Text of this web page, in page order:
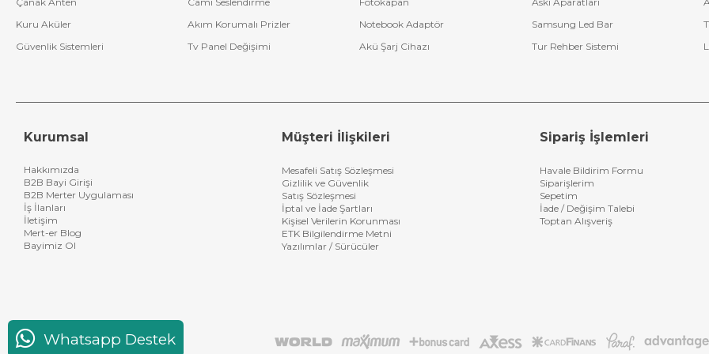
Kuru Aküler
Akım Korumalı Prizler Notebook Adaptör Samsung Led Bar
Güvenlik Sistemleri
Tv Panel Değişimi Akü Şarj Cihazı Tur Rehber Sistemi
Kurumsal
Hakkımızda
B2B Bayi Girişi
B2B Merter Uygulaması
İş İlanları
İletişim
Mert-er Blog
Bayimiz Ol
Müşteri İlişkileri
Mesafeli Satış Sözleşmesi
Gizlilik ve Güvenlik
Satış Sözleşmesi
İptal ve İade Şartları
Kişisel Verilerin Korunması
ETK Bilgilendirme Metni
Yazılımlar / Sürücüler
Sipariş İşlemleri
Havale Bildirim Formu
Siparişlerim
Sepetim
İade / Değişim Talebi
Toptan Alışveriş
Whatsapp Destek